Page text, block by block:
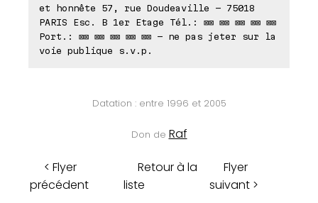
et honnête 57, rue Doudeaville - 75018
PARIS Esc. B 1er Etage Tél.: ⊠⊠ ⊠⊠ ⊠⊠ ⊠⊠ ⊠⊠
Port.: ⊠⊠ ⊠⊠ ⊠⊠ ⊠⊠ ⊠⊠ - ne pas jeter sur la
voie publique s.v.p.
Datation : entre 1996 et 2005
Don de Raf
< Flyer
précédent
Retour à la
liste
Flyer
suivant >